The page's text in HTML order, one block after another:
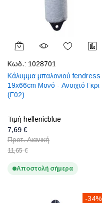
Κωδ.: 1028701
Κάλυμμα μπαλονιού fendress
19x66cm Μονό - Ανοιχτό Γκρι
(F02)
Τιμή hellenicblue
7,69 €
Προτ. Λιανική
11,65 €
Αποστολή σήμερα
-34%